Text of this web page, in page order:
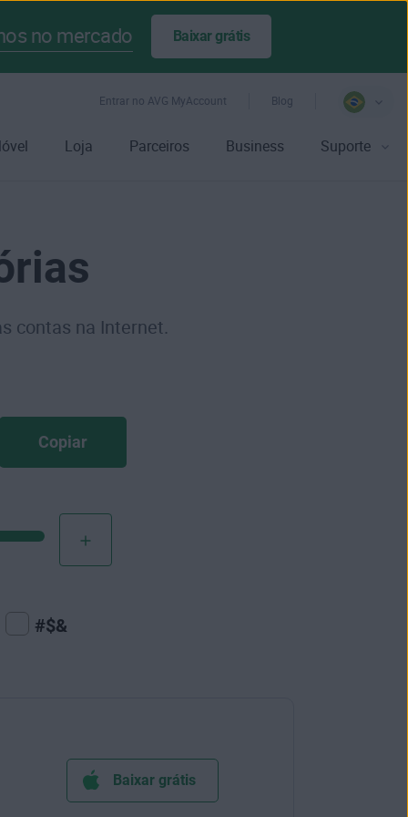
no mercado Baixar grátis
Entrar no AVG MyAccount Blog
Loja Parceiros Business Suporte
contas na Internet.
Copiar
#$&
Baixar grátis